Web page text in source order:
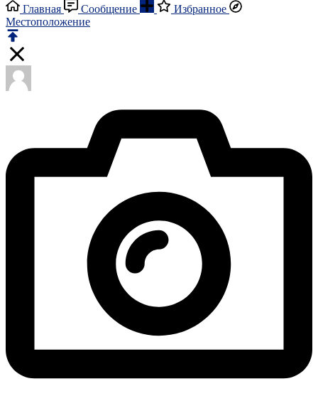
Главная
Сообщение
Избранное
Местоположение